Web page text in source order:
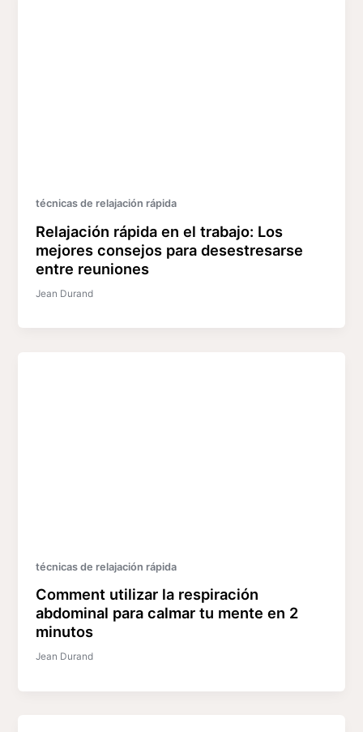
técnicas de relajación rápida
Relajación rápida en el trabajo: Los
mejores consejos para desestresarse
entre reuniones
Jean Durand
técnicas de relajación rápida
Comment utilizar la respiración
abdominal para calmar tu mente en 2
minutos
Jean Durand